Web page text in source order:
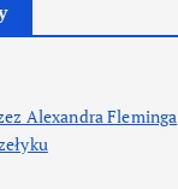
Alexandra Fleminga